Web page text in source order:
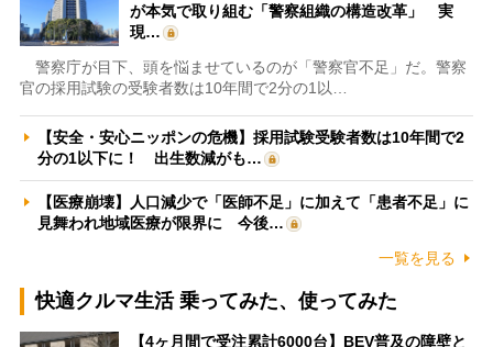
が本気で取り組む「警察組織の構造改革」 実
現…
警察庁が目下、頭を悩ませているのが「警察官不足」だ。警察
官の採用試験の受験者数は10年間で2分の1以…
【安全・安心ニッポンの危機】採用試験受験者数は10年間で2
分の1以下に！ 出生数減がも…
【医療崩壊】人口減少で「医師不足」に加えて「患者不足」に
見舞われ地域医療が限界に 今後…
一覧を見る
快適クルマ生活 乗ってみた、使ってみた
【4ヶ月間で受注累計6000台】BEV普及の障壁と